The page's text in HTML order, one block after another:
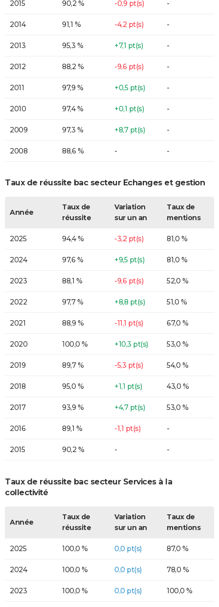
2015 90,2 % -0,9 pt(s) -
2014 91,1 % -4,2 pt(s) -
2013 95,3 % +7,1 pt(s) -
2012 88,2 % -9,6 pt(s) -
2011 97,9 % +0,5 pt(s) -
2010 97,4 % +0,1 pt(s) -
2009 97,3 % +8,7 pt(s) -
2008 88,6 % - -
Taux de réussite bac secteur Echanges et gestion
Année
Taux de
réussite
Variation
sur un an
Taux de
mentions
2025 94,4 % -3,2 pt(s) 81,0 %
2024 97,6 % +9,5 pt(s) 81,0 %
2023 88,1 % -9,6 pt(s) 52,0 %
2022 97,7 % +8,8 pt(s) 51,0 %
2021 88,9 % -11,1 pt(s) 67,0 %
2020 100,0 % +10,3 pt(s) 53,0 %
2019 89,7 % -5,3 pt(s) 54,0 %
2018 95,0 % +1,1 pt(s) 43,0 %
2017 93,9 % +4,7 pt(s) 53,0 %
2016 89,1 % -1,1 pt(s) -
2015 90,2 % - -
Taux de réussite bac secteur Services à la
collectivité
Année
Taux de
réussite
Variation
sur un an
Taux de
mentions
2025 100,0 % 0,0 pt(s) 87,0 %
2024 100,0 % 0,0 pt(s) 78,0 %
2023 100,0 % 0,0 pt(s) 100,0 %